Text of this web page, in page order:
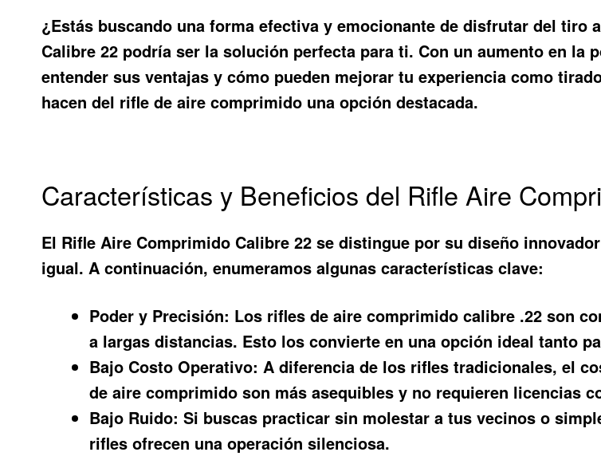
¿Estás buscando una forma efectiva y emocionante de disfrutar del tiro
Calibre 22 podría ser la solución perfecta para ti. Con un aumento en la
entender sus ventajas y cómo pueden mejorar tu experiencia como
hacen del rifle de aire comprimido una opción destacada.
Características y Beneficios del Rifle Aire
El Rifle Aire Comprimido Calibre 22 se distingue por su diseño
igual. A continuación, enumeramos algunas características clave:
Poder y Precisión: Los rifles de aire comprimido calibre .22 son
a largas distancias. Esto los convierte en una opción ideal tanto
Bajo Costo Operativo: A diferencia de los rifles tradicionales, el
de aire comprimido son más asequibles y no requieren licencias
Bajo Ruido: Si buscas practicar sin molestar a tus vecinos o
rifles ofrecen una operación silenciosa.